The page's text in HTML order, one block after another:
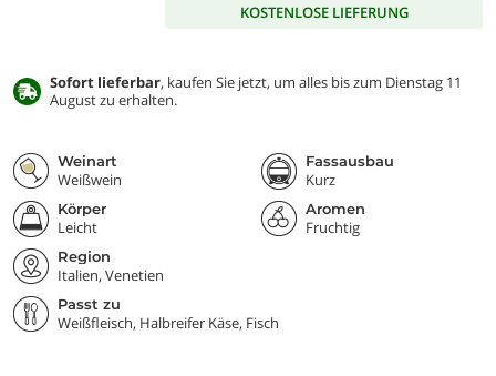
KOSTENLOSE LIEFERUNG
Sofort lieferbar, kaufen Sie jetzt, um alles bis zum Dienstag 11
August zu erhalten.
Weinart
Weißwein
Fassausbau
Kurz
Körper
Leicht
Aromen
Fruchtig
Region
Italien, Venetien
Passt zu
Weißfleisch, Halbreifer Käse, Fisch